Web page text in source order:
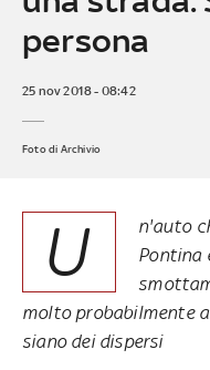
persona
25 nov 2018 - 08:42
Foto di Archivio
U
n'auto
Pontina
molto probabilmente
siano dei dispersi